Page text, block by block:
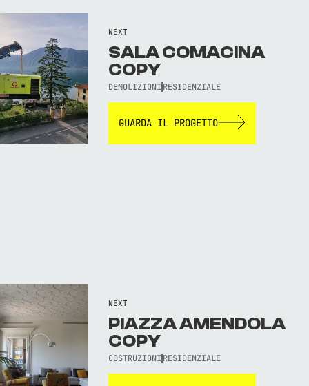
NEXT
SALA COMACINA
COPY
DEMOLIZIONI RESIDENZIALE
GUARDA IL PROGETTO
NEXT
PIAZZA AMENDOLA
COPY
COSTRUZIONI RESIDENZIALE